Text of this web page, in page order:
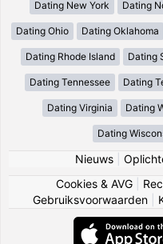
Dating New York Dating
Dating Ohio Dating Oklahoma
Dating Rhode Island Dating
Dating Tennessee Dating
Dating Virginia Dating
Dating
Nieuws|
Cookies & AVG
Gebruiksvoorwaarden